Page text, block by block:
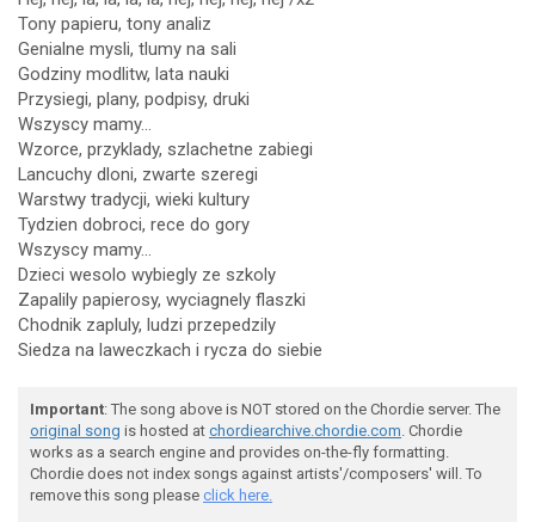
Tony papieru, tony analiz
Genialne mysli, tlumy na sali
Godziny modlitw, lata nauki
Przysiegi, plany, podpisy, druki
Wszyscy mamy...
Wzorce, przyklady, szlachetne zabiegi
Lancuchy dloni, zwarte szeregi
Warstwy tradycji, wieki kultury
Tydzien dobroci, rece do gory
Wszyscy mamy...
Dzieci wesolo wybiegly ze szkoly
Zapalily papierosy, wyciagnely flaszki
Chodnik zapluly, ludzi przepedzily
Siedza na laweczkach i rycza do siebie
Important: The song above is NOT stored on the Chordie server. The
original song is hosted at chordiearchive.chordie.com. Chordie
works as a search engine and provides on-the-fly formatting.
Chordie does not index songs against artists'/composers' will. To
remove this song please click here.